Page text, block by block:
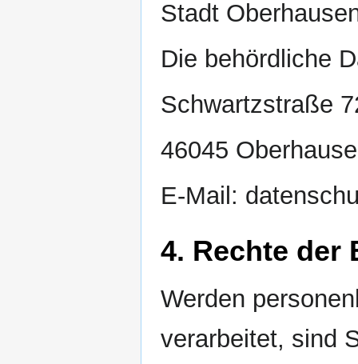
Stadt
Die behördliche
Schwartzstraße
46045
E-Mail:
4. Rechte der
Werden
verarbeitet, sind